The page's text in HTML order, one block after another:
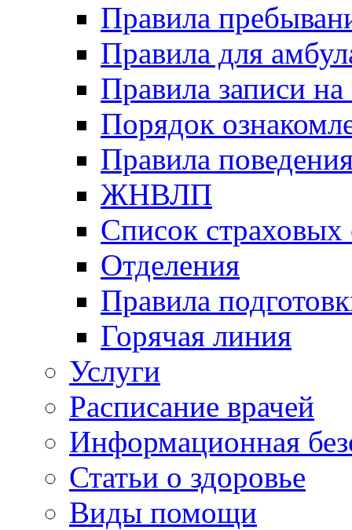
Правила
Правила для
Правила записи
Порядок
Правила
ЖНВЛП
Список страховых
Отделения
Правила
Горячая линия
Услуги
Расписание врачей
Информационная
Статьи о здоровье
Виды помощи